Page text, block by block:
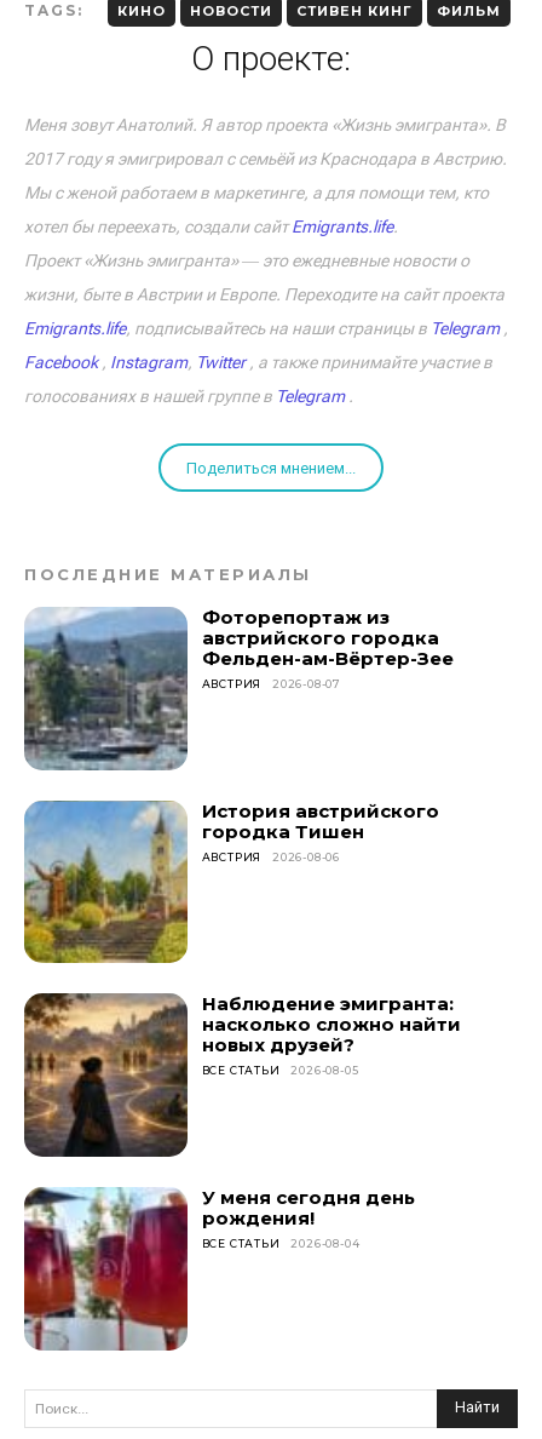
TAGS: КИНО НОВОСТИ СТИВЕН КИНГ ФИЛЬМ
О проекте:
Меня зовут Анатолий. Я автор проекта «Жизнь эмигранта». В
2017 году я эмигрировал с семьёй из Краснодара в Австрию.
Мы с женой работаем в маркетинге, а для помощи тем, кто
хотел бы переехать, создали сайтEmigrants.life.
Проект «Жизнь эмигранта» ― это ежедневные новости о
жизни, быте в Австрии и Европе. Переходите на сайт проекта
Emigrants.life, подписывайтесь на наши страницы в Telegram,
Facebook, Instagram, Twitter, а также принимайте участие в
голосованиях в нашей группе в Telegram.
Поделиться мнением...
ПОСЛЕДНИЕ МАТЕРИАЛЫ
Фоторепортаж из
австрийского городка
Фельден-ам-Вёртер-Зее
АВСТРИЯ 2026-08-07
История австрийского
городка Тишен
АВСТРИЯ 2026-08-06
Наблюдение эмигранта:
насколько сложно найти
новых друзей?
ВСЕ СТАТЬИ 2026-08-05
У меня сегодня день
рождения!
ВСЕ СТАТЬИ 2026-08-04
Поиск... Найти